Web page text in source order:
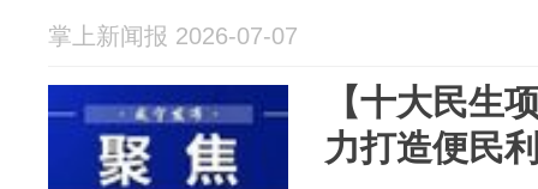
掌上新闻报 2026-07-07
【十大民生
力打造便民